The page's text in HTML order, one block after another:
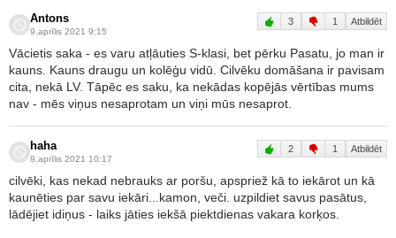
Antons
9.aprīlis 2021 9:15
3 1 Atbildēt
Vācietis saka - es varu atļāuties S-klasi, bet pērku Pasatu, jo man ir
kauns. Kauns draugu un kolēģu vidū. Cilvēku domāšana ir pavisam
cita, nekā LV. Tāpēc es saku, ka nekādas kopējās vērtības mums
nav - mēs viņus nesaprotam un viņi mūs nesaprot.
haha
9.aprīlis 2021 10:17
2 1 Atbildēt
cilvēki, kas nekad nebrauks ar poršu, apspriež kā to iekārot un kā
kaunēties par savu iekāri...kamon, veči. uzpildiet savus pasātus,
lādējiet idiņus - laiks jāties iekšā piektdienas vakara korķos.